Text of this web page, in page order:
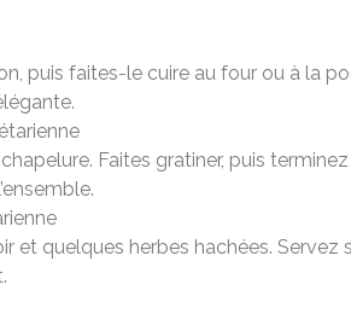
puis faites-le cuire au four ou à la
Faites gratiner, puis
et quelques herbes hachées.